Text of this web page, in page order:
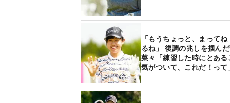
「もうちょっと、まって
るね」 復調の兆しを掴ん
菜々「練習した時にとある
気がついて、これだ！って